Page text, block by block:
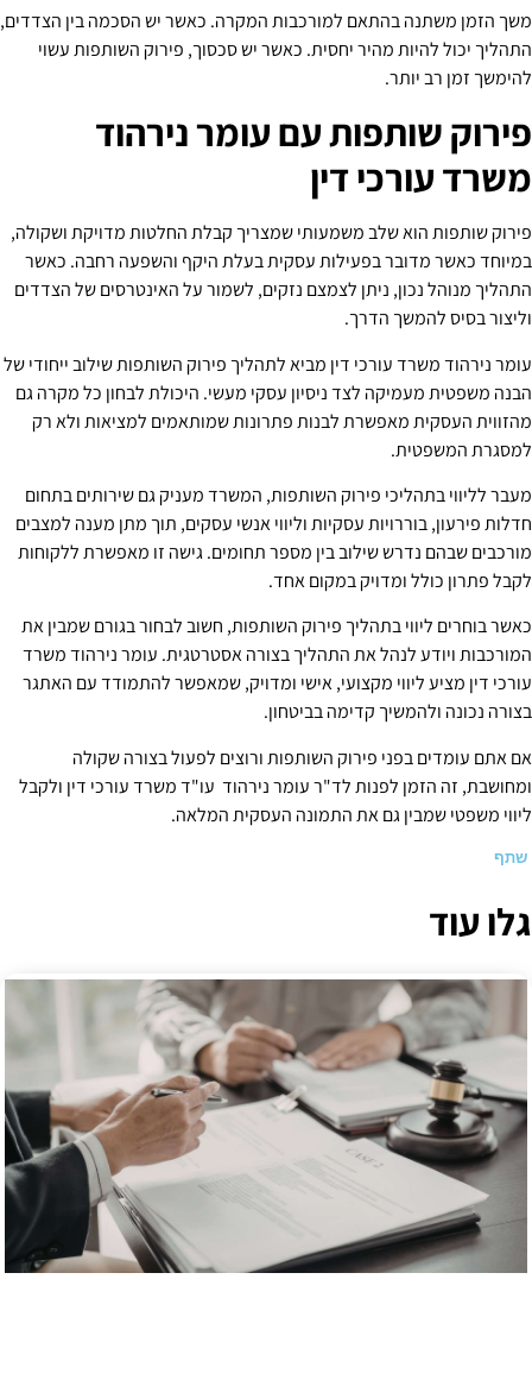
משך הזמן משתנה בהתאם למורכבות המקרה. כאשר יש הסכמה בין הצדדים,
התהליך יכול להיות מהיר יחסית. כאשר יש סכסוך, פירוק השותפות עשוי
להימשך זמן רב יותר.
פירוק שותפות עם עומר נירהוד
משרד עורכי דין
פירוק שותפות הוא שלב משמעותי שמצריך קבלת החלטות מדויקת ושקולה,
במיוחד כאשר מדובר בפעילות עסקית בעלת היקף והשפעה רחבה. כאשר
התהליך מנוהל נכון, ניתן לצמצם נזקים, לשמור על האינטרסים של הצדדים
וליצור בסיס להמשך הדרך.
עומר נירהוד משרד עורכי דין מביא לתהליך פירוק השותפות שילוב ייחודי של
הבנה משפטית מעמיקה לצד ניסיון עסקי מעשי. היכולת לבחון כל מקרה גם
מהזווית העסקית מאפשרת לבנות פתרונות שמותאמים למציאות ולא רק
למסגרת המשפטית.
מעבר לליווי בתהליכי פירוק השותפות, המשרד מעניק גם שירותים בתחום
חדלות פירעון, בוררויות עסקיות וליווי אנשי עסקים, תוך מתן מענה למצבים
מורכבים שבהם נדרש שילוב בין מספר תחומים. גישה זו מאפשרת ללקוחות
לקבל פתרון כולל ומדויק במקום אחד.
כאשר בוחרים ליווי בתהליך פירוק השותפות, חשוב לבחור בגורם שמבין את
המורכבות ויודע לנהל את התהליך בצורה אסטרטגית. עומר נירהוד משרד
עורכי דין מציע ליווי מקצועי, אישי ומדויק, שמאפשר להתמודד עם האתגר
בצורה נכונה ולהמשיך קדימה בביטחון.
אם אתם עומדים בפני פירוק השותפות ורוצים לפעול בצורה שקולה
ומחושבת, זה הזמן לפנות לד"ר עומר נירהוד עו"ד משרד עורכי דין ולקבל
ליווי משפטי שמבין גם את התמונה העסקית המלאה.
שתף
גלו עוד